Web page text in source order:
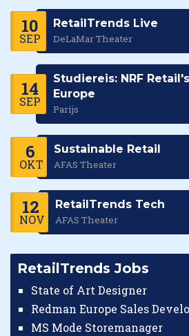
10
SEP
RetailTrends Live
DeLaMar Theater
14
SEP
Studiereis: NRF
Europe
Parijs
6
OKT
Sustainable Retail
AFAS Theater
12
NOV
RetailTrends Tech
AFAS Theater
RetailTrends Jobs
State of Art Designer
Redman Europe Sales
MS Mode Storemanager